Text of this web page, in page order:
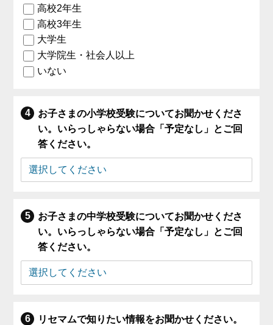
高校2年生
高校3年生
大学生
大学院生・社会人以上
いない
お子さまの小学校受験についてお聞かせくださ
い。いらっしゃらない場合「予定なし」とご回
答ください。
お子さまの中学校受験についてお聞かせくださ
い。いらっしゃらない場合「予定なし」とご回
答ください。
リセマムで知りたい情報をお聞かせください。